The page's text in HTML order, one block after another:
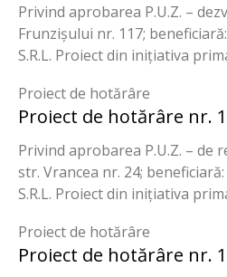
Privind aprobarea P.U.Z. –
Frunzișului nr. 117;
S.R.L. Proiect din inițiativa
Proiect de hotărâre
Proiect de hotărâre nr.
Privind aprobarea P.U.Z. – de
str. Vrancea nr. 24;
S.R.L. Proiect din inițiativa
Proiect de hotărâre
Proiect de hotărâre nr.